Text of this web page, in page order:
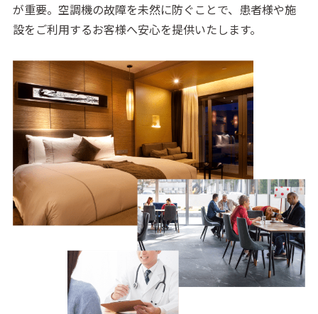
が重要。空調機の故障を未然に防ぐことで、患者様や施
設をご利用するお客様へ安心を提供いたします。